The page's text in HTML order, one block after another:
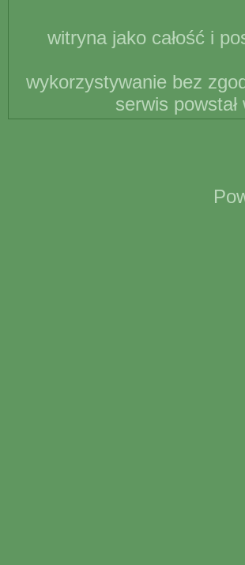
witryna jako całość i
wykorzystywanie bez
serwis